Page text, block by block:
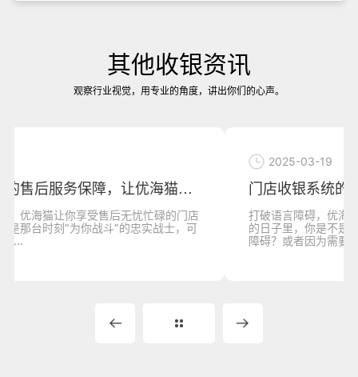
其他收银资讯
观察行业视觉，用专业的角度，讲出你们的心声。
门店收银系统的多语言支持，让优海猫收银机
打破语言障碍，优海猫收银机带你全球畅销在零售业打拼
的日子里，你是不是也曾因语言不通而与顾客产生过沟通